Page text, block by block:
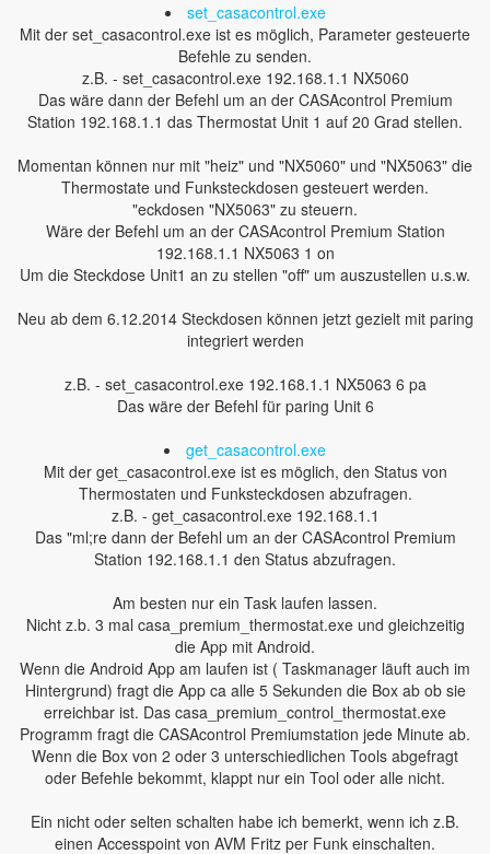
set_casacontrol.exe
Mit der set_casacontrol.exe ist es möglich, Parameter gesteuerte
Befehle zu senden.
z.B. - set_casacontrol.exe 192.168.1.1 NX5060
Das wäre dann der Befehl um an der CASAcontrol Premium
Station 192.168.1.1 das Thermostat Unit 1 auf 20 Grad stellen.
Momentan können nur mit "heiz" und "NX5060" und "NX5063" die
Thermostate und Funksteckdosen gesteuert werden.
"eckdosen "NX5063" zu steuern.
Wäre der Befehl um an der CASAcontrol Premium Station
192.168.1.1 NX5063 1 on
Um die Steckdose Unit1 an zu stellen "off" um auszustellen u.s.w.
Neu ab dem 6.12.2014 Steckdosen können jetzt gezielt mit paring
integriert werden
z.B. - set_casacontrol.exe 192.168.1.1 NX5063 6 pa
Das wäre der Befehl für paring Unit 6
get_casacontrol.exe
Mit der get_casacontrol.exe ist es möglich, den Status von
Thermostaten und Funksteckdosen abzufragen.
z.B. - get_casacontrol.exe 192.168.1.1
Das "ml;re dann der Befehl um an der CASAcontrol Premium
Station 192.168.1.1 den Status abzufragen.
Am besten nur ein Task laufen lassen.
Nicht z.b. 3 mal casa_premium_thermostat.exe und gleichzeitig
die App mit Android.
Wenn die Android App am laufen ist ( Taskmanager läuft auch im
Hintergrund) fragt die App ca alle 5 Sekunden die Box ab ob sie
erreichbar ist. Das casa_premium_control_thermostat.exe
Programm fragt die CASAcontrol Premiumstation jede Minute ab.
Wenn die Box von 2 oder 3 unterschiedlichen Tools abgefragt
oder Befehle bekommt, klappt nur ein Tool oder alle nicht.
Ein nicht oder selten schalten habe ich bemerkt, wenn ich z.B.
einen Accesspoint von AVM Fritz per Funk einschalten.